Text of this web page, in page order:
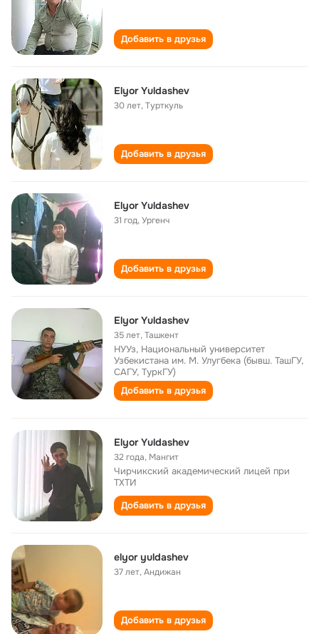
Добавить в друзья
Elyor Yuldashev
30 лет,Турткуль
Добавить в друзья
Elyor Yuldashev
31 год,Ургенч
Добавить в друзья
Elyor Yuldashev
35 лет,Ташкент
НУУз, Национальный университет
Узбекистана им. М. Улугбека (бывш. ТашГУ,
САГУ, ТуркГУ)
Добавить в друзья
Elyor Yuldashev
32 года, Мангит
Чирчикский академический лицей при
ТХТИ
Добавить в друзья
elyor yuldashev
37 лет,Андижан
Добавить в друзья